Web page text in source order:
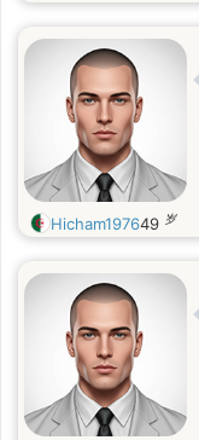
Hicham197649 岁